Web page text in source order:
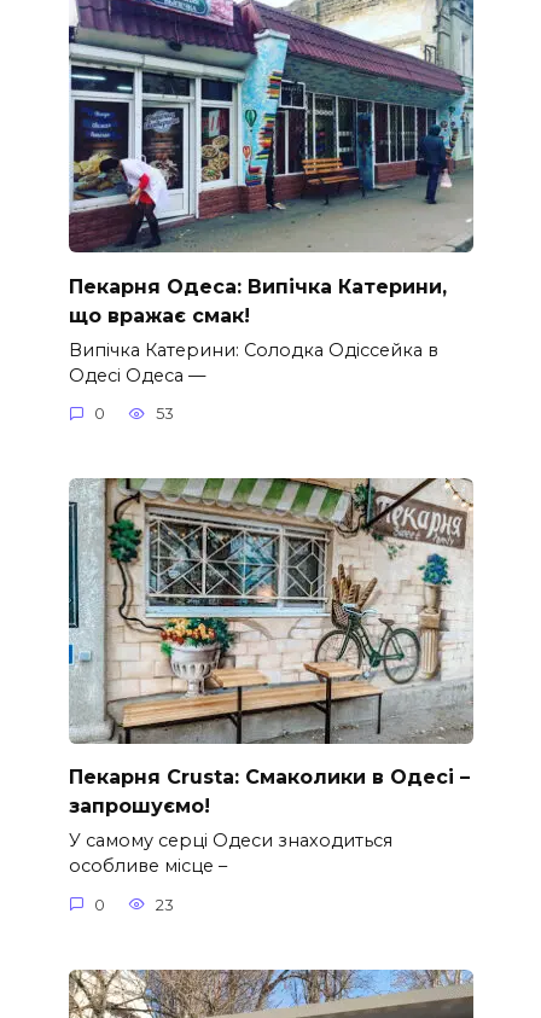
Пекарня Одеса: Випічка Катерини,
що вражає смак!
Випічка Катерини: Солодка Одіссейка в
Одесі Одеса —
0 53
Пекарня Crusta: Смаколики в Одесі –
запрошуємо!
У самому серці Одеси знаходиться
особливе місце –
0 23